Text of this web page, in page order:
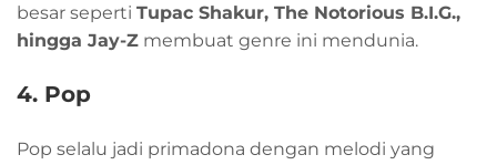
besar seperti Tupac Shakur, The Notorious B.I.G.,
hingga Jay-Z membuat genre ini mendunia.
4. Pop
Pop selalu jadi primadona dengan melodi yang